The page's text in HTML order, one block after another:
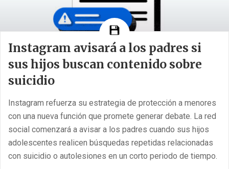
Instagram avisará a los padres si
sus hijos buscan contenido sobre
suicidio
Instagram refuerza su estrategia de protección a menores
con una nueva función que promete generar debate. La red
social comenzará a avisar a los padres cuando sus hijos
adolescentes realicen búsquedas repetidas relacionadas
con suicidio o autolesiones en un corto periodo de tiempo.